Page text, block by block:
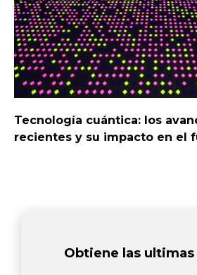
Tecnología cuántica: los
recientes y su impacto en el
Obtiene las